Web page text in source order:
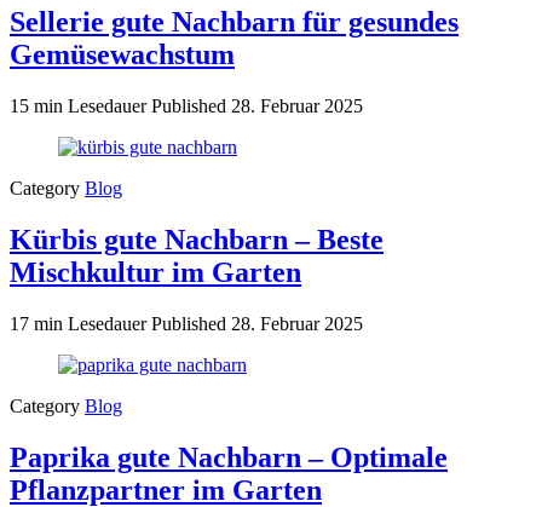
Sellerie gute Nachbarn für gesundes
Gemüsewachstum
15 min LesedauerPublished 28. Februar 2025
Category Blog
Kürbis gute Nachbarn – Beste
Mischkultur im Garten
17 min LesedauerPublished 28. Februar 2025
Category Blog
Paprika gute Nachbarn – Optimale
Pflanzpartner im Garten